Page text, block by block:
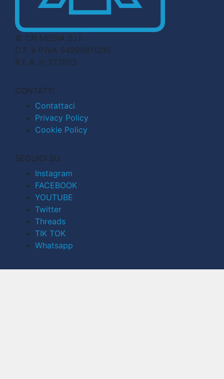
© CN MEDIA S.r.l.
C.F. e P.IVA 04998911210
R.E.A. n. 727803
CONTATTI
Contattaci
Privacy Policy
Cookie Policy
SEGUICI SU
Instagram
FACEBOOK
YOUTUBE
Twitter
Threads
TIK TOK
Whatsapp